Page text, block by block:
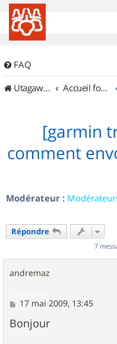
FAQ
UtagawaVTT (Randos VTT et VTTAE avec traces GPS)
Accueil forum
[garmin
comment
Modérateur :
Répondre
7
andremaz
M
s
s
17 mai 2009, 13:45
Bonjour